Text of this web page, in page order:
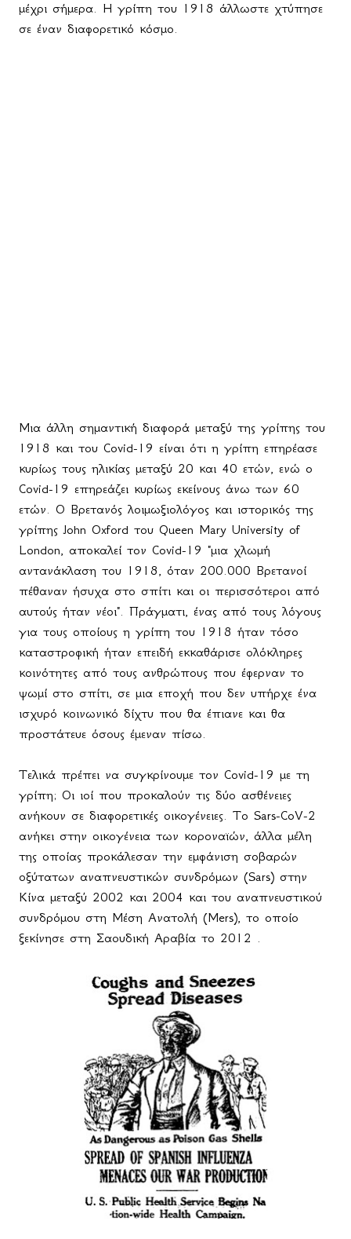
μέχρι σήμερα. H γρίπη του 1918 άλλωστε χτύπησε
σε έναν διαφορετικό κόσμο.
Μια άλλη σημαντική διαφορά μεταξύ της γρίπης του
1918 και του Covid-19 είναι ότι η γρίπη επηρέασε
κυρίως τους ηλικίας μεταξύ 20 και 40 ετών, ενώ ο
Covid-19 επηρεάζει κυρίως εκείνους άνω των 60
ετών. Ο Βρετανός λοιμωξιολόγος και ιστορικός της
γρίπης John Oxford του Queen Mary University of
London, αποκαλεί τον Covid-19 "μια χλωμή
αντανάκλαση του 1918, όταν 200.000 Βρετανοί
πέθαναν ήσυχα στο σπίτι και οι περισσότεροι από
αυτούς ήταν νέοι". Πράγματι, ένας από τους λόγους
για τους οποίους η γρίπη του 1918 ήταν τόσο
καταστροφική ήταν επειδή εκκαθάρισε ολόκληρες
κοινότητες από τους ανθρώπους που έφερναν το
ψωμί στο σπίτι, σε μια εποχή που δεν υπήρχε ένα
ισχυρό κοινωνικό δίχτυ που θα έπιανε και θα
προστάτευε όσους έμεναν πίσω.
Τελικά πρέπει να συγκρίνουμε τον Covid-19 με τη
γρίπη; Οι ιοί που προκαλούν τις δύο ασθένειες
ανήκουν σε διαφορετικές οικογένειες. Το Sars-CoV-2
ανήκει στην οικογένεια των κοροναϊών, άλλα μέλη
της οποίας προκάλεσαν την εμφάνιση σοβαρών
οξύτατων αναπνευστικών συνδρόμων (Sars) στην
Κίνα μεταξύ 2002 και 2004 και του αναπνευστικού
συνδρόμου στη Μέση Ανατολή (Mers), το οποίο
ξεκίνησε στη Σαουδική Αραβία το 2012 .